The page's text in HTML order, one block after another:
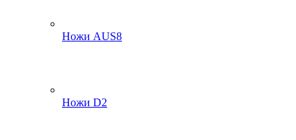
Ножи AUS8
Ножи D2